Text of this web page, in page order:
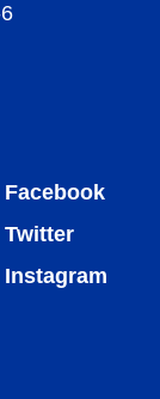
Facebook
Twitter
Instagram